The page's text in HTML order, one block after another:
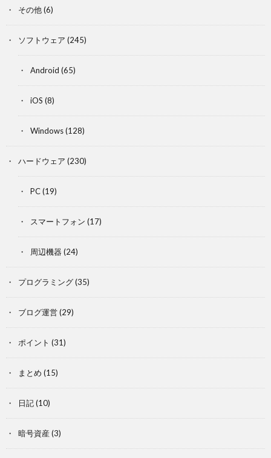
その他(6)
ソフトウェア (245)
Android (65)
iOS (8)
Windows(128)
ハードウェア (230)
PC(19)
スマートフォン (17)
周辺機器 (24)
プログラミング(35)
ブログ運営(29)
ポイント (31)
まとめ (15)
日記(10)
暗号資産 (3)